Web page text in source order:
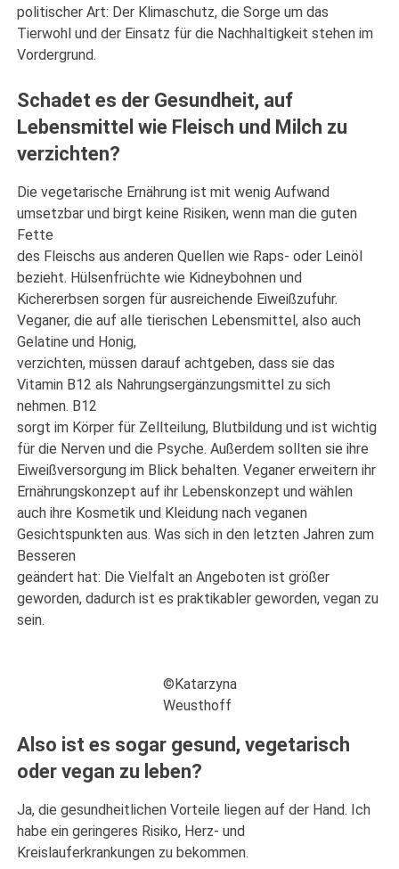
politischer Art: Der Klimaschutz, die Sorge um das
Tierwohl und der Einsatz für die Nachhaltigkeit stehen im
Vordergrund.
Schadet es der Gesundheit, auf
Lebensmittel wie Fleisch und Milch zu
verzichten?
Die vegetarische Ernährung ist mit wenig Aufwand
umsetzbar und birgt keine Risiken, wenn man die guten
Fette
des Fleischs aus anderen Quellen wie Raps- oder Leinöl
bezieht. Hülsenfrüchte wie Kidneybohnen und
Kichererbsen sorgen für ausreichende Eiweißzufuhr.
Veganer, die auf alle tierischen Lebensmittel, also auch
Gelatine und Honig,
verzichten, müssen darauf achtgeben, dass sie das
Vitamin B12 als Nahrungsergänzungsmittel zu sich
nehmen. B12
sorgt im Körper für Zellteilung, Blutbildung und ist wichtig
für die Nerven und die Psyche. Außerdem sollten sie ihre
Eiweißversorgung im Blick behalten. Veganer erweitern ihr
Ernährungskonzept auf ihr Lebenskonzept und wählen
auch ihre Kosmetik und Kleidung nach veganen
Gesichtspunkten aus. Was sich in den letzten Jahren zum
Besseren
geändert hat: Die Vielfalt an Angeboten ist größer
geworden, dadurch ist es praktikabler geworden, vegan zu
sein.
©Katarzyna
Weusthoff
Also ist es sogar gesund, vegetarisch
oder vegan zu leben?
Ja, die gesundheitlichen Vorteile liegen auf der Hand. Ich
habe ein geringeres Risiko, Herz- und
Kreislauferkrankungen zu bekommen.